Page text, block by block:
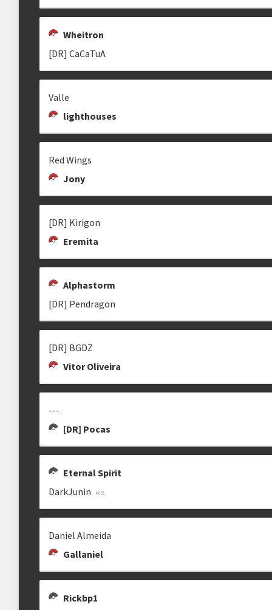
Wheitron
[DR] CaCaTuA
Valle
lighthouses
Red Wings
Jony
[DR] Kirigon
Eremita
Alphastorm
[DR] Pendragon
[DR] BGDZ
Vitor Oliveira
---
[DR] Pocas
Eternal Spirit
DarkJunin
Daniel Almeida
Gallaniel
Rickbp1